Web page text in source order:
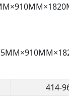
414-